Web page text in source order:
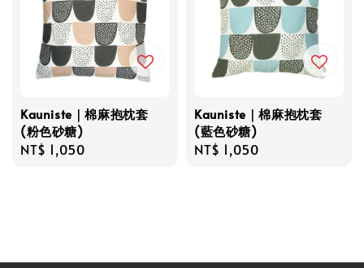
Kauniste｜棉麻抱枕套
(粉色砂糖)
Regular
NT$ 1,050
Kauniste｜棉麻抱枕套
(藍色砂糖)
Regular
NT$ 1,050